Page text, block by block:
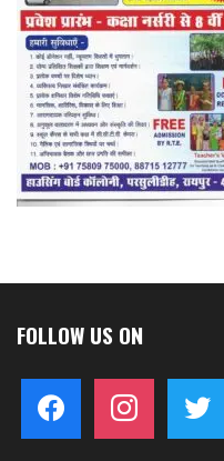
FOLLOW US ON
facebook instagram twitter